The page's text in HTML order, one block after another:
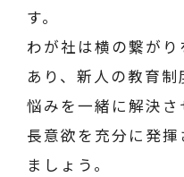
す。
わが社は横の繋が
あり、新人の教育制
悩みを一緒に解決
長意欲を充分に発
ましょう。